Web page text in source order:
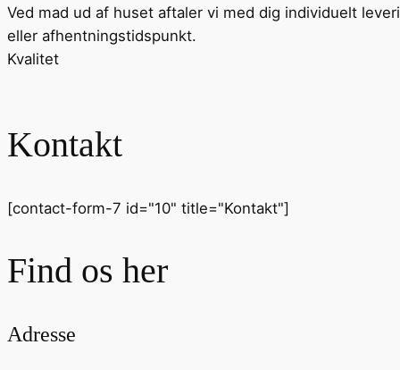
Ved mad ud af huset aftaler vi med dig individuelt
eller afhentningstidspunkt.
Kvalitet
Kontakt
[contact-form-7 id="10" title="Kontakt"]
Find os her
Adresse